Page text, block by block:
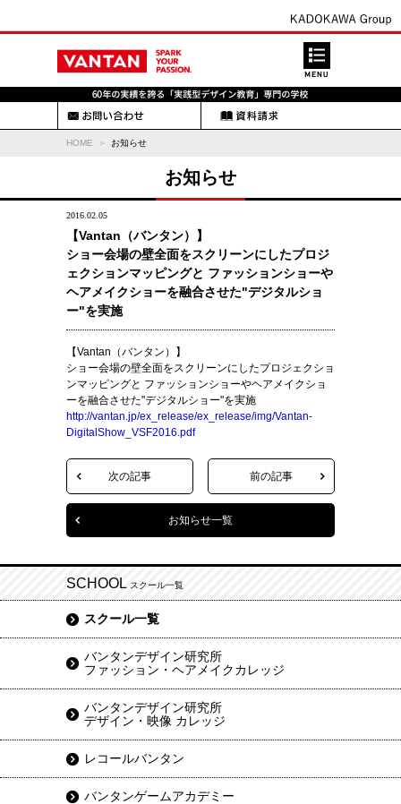
HOME お知らせ
お知らせ
2016.02.05
【Vantan（バンタン）】
ショー会場の壁全面をスクリーンにしたプロジ
ェクションマッピングと ファッションショーや
ヘアメイクショーを融合させた"デジタルショ
ー"を実施
【Vantan（バンタン）】
ショー会場の壁全面をスクリーンにしたプロジェクショ
ンマッピングと ファッションショーやヘアメイクショ
ーを融合させた"デジタルショー"を実施
http://vantan.jp/ex_release/ex_release/img/Vantan-
DigitalShow_VSF2016.pdf
次の記事 前の記事
お知らせ一覧
SCHOOL スクール一覧
スクール一覧
バンタンデザイン研究所
ファッション・ヘアメイクカレッジ
バンタンデザイン研究所
デザイン・映像 カレッジ
レコールバンタン
バンタンゲームアカデミー